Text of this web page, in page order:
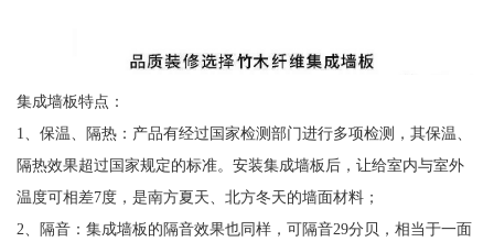
集成墙板特点：
1、保温、隔热：产品有经过国家检测部门进行多项检测，其保温、
隔热效果超过国家规定的标准。安装集成墙板后，让给室内与室外
温度可相差7度，是南方夏天、北方冬天的墙面材料；
2、隔音：集成墙板的隔音效果也同样，可隔音29分贝，相当于一面